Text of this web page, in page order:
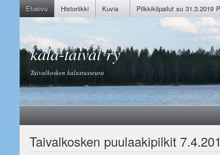
Etusivu Historiikki Kuvia Pilkkikilpailut su 31.3.2019
kala-taival ry
Taivalkosken kalastusseura
Taivalkosken puulaakipilkit